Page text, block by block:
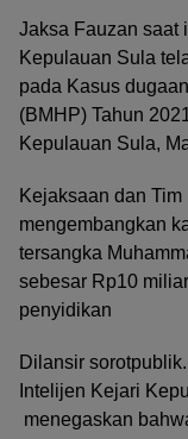
Jaksa Fauzan saat
Kepulauan Sula
pada Kasus
(BMHP) Tahun
Kepulauan Sula,
Kejaksaan dan
mengembangkan
tersangka
sebesar Rp10
penyidikan
Dilansir
Intelijen Kejari
menegaskan